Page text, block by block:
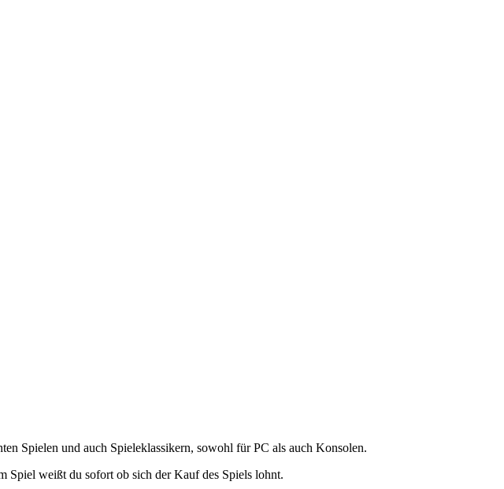
Spielen und auch Spieleklassikern, sowohl für PC als auch Konsolen.
Spiel weißt du sofort ob sich der Kauf des Spiels lohnt.